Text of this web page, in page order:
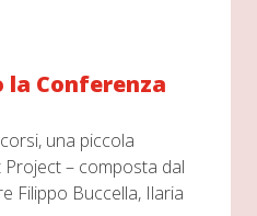
Conferenza
una piccola
– composta dal
Filippo Buccella, Ilaria